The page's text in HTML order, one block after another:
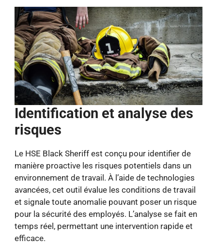
Identification et analyse des
risques
Le HSE Black Sheriff est conçu pour identifier de
manière proactive les risques potentiels dans un
environnement de travail. À l’aide de technologies
avancées, cet outil évalue les conditions de travail
et signale toute anomalie pouvant poser un risque
pour la sécurité des employés. L’analyse se fait en
temps réel, permettant une intervention rapide et
efficace.